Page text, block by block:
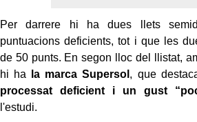
Per darrere hi ha dues llets
puntuacions deficients, tot i que les
de 50 punts. En segon lloc del llistat,
hi ha
la marca Supersol , que
processat deficient i un gust
l'estudi.